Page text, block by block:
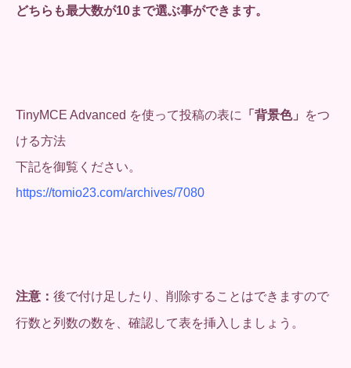
どちらも最大数が10まで選ぶ事ができます。
TinyMCE Advanced を使って投稿の表に 「背景色」
をつ
ける方法
下記を御覧ください。
https://tomio23.com/archives/7080
注意： 後で付け足したり、削除することはできますので
行数と列数の数を、確認して表を挿入しましょう。